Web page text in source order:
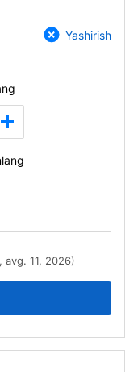
Yashirish
11, 2026)